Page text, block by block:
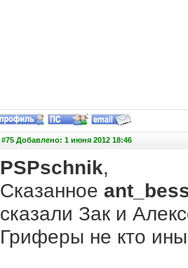
#75 Добавлено: 1 июня 2012 18:46
PSPschnik,
Сказанное
сказали Зак и
Гриферы не кто